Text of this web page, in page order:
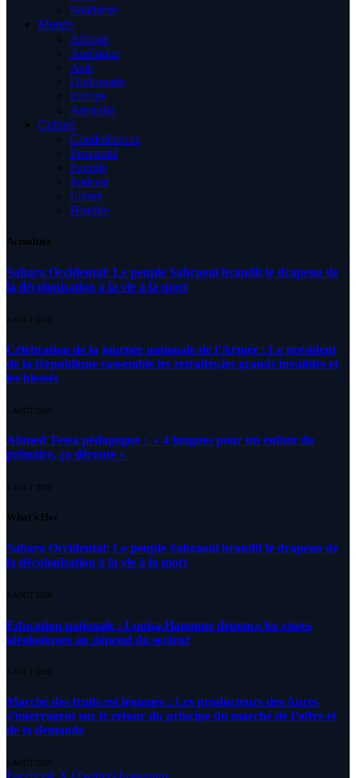
Solidarité
Monde
Afrique
Amérique
Asie
Diplomatie
Europe
Australia
Culture
Condoléances
Proximité
Famille
Podcast
Livres
Histoire
Actualités
Sahara Occidental: Le peuple Sahraoui brandit le drapeau de
la décolonisation à la vie à la mort
8 AOÛT 2026
Célébration de la journée nationale de l’Armée : Le président
de la République rassemble les retraités,les grands invalides et
les blessés
5 AOÛT 2026
Ahmed Tessa pédagogue : » 4 langues pour un enfant du
primaire, ça déroute «
4 AOÛT 2026
What's Hot
Sahara Occidental: Le peuple Sahraoui brandit le drapeau de
la décolonisation à la vie à la mort
8 AOÛT 2026
Education nationale : Louisa Hanoune dénonce les visées
idéologiques au dépend du secteur
7 AOÛT 2026
Marché des fruits est légumes : Les producteurs des Aures
s’interrogent sur le retour du principe du marché de l’offre et
de la demande
6 AOÛT 2026